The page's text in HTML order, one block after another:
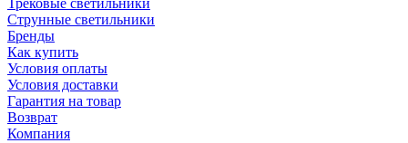
Трековые светильники
Струнные светильники
Бренды
Как купить
Условия оплаты
Условия доставки
Гарантия на товар
Возврат
Компания